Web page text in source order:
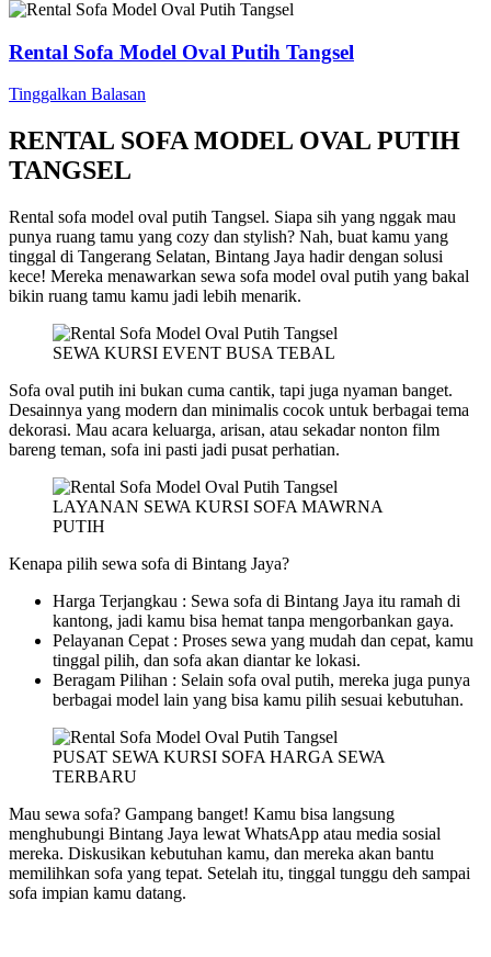
Rental Sofa Model Oval Putih Tangsel
Tinggalkan Balasan
RENTAL SOFA MODEL OVAL PUTIH
TANGSEL
Rental sofa model oval putih Tangsel. Siapa sih yang nggak mau
punya ruang tamu yang cozy dan stylish? Nah, buat kamu yang
tinggal di Tangerang Selatan, Bintang Jaya hadir dengan solusi
kece! Mereka menawarkan sewa sofa model oval putih yang bakal
bikin ruang tamu kamu jadi lebih menarik.
SEWA KURSI EVENT BUSA TEBAL
Sofa oval putih ini bukan cuma cantik, tapi juga nyaman banget.
Desainnya yang modern dan minimalis cocok untuk berbagai tema
dekorasi. Mau acara keluarga, arisan, atau sekadar nonton film
bareng teman, sofa ini pasti jadi pusat perhatian.
LAYANAN SEWA KURSI SOFA MAWRNA
PUTIH
Kenapa pilih sewa sofa di Bintang Jaya?
Harga Terjangkau : Sewa sofa di Bintang Jaya itu ramah di
kantong, jadi kamu bisa hemat tanpa mengorbankan gaya.
Pelayanan Cepat : Proses sewa yang mudah dan cepat, kamu
tinggal pilih, dan sofa akan diantar ke lokasi.
Beragam Pilihan : Selain sofa oval putih, mereka juga punya
berbagai model lain yang bisa kamu pilih sesuai kebutuhan.
PUSAT SEWA KURSI SOFA HARGA SEWA
TERBARU
Mau sewa sofa? Gampang banget! Kamu bisa langsung
menghubungi Bintang Jaya lewat WhatsApp atau media sosial
mereka. Diskusikan kebutuhan kamu, dan mereka akan bantu
memilihkan sofa yang tepat. Setelah itu, tinggal tunggu deh sampai
sofa impian kamu datang.